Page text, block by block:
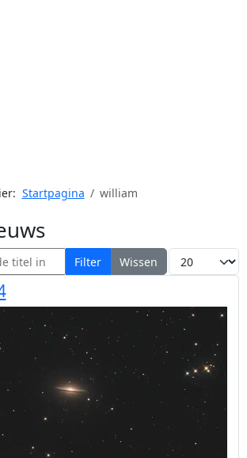
Startpagina william
titel in Filter Wissen Toon #